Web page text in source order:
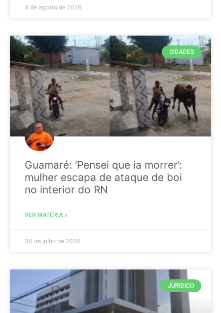
4 de agosto de 2026
CIDADES
Guamaré: ‘Pensei que ia morrer’:
mulher escapa de ataque de boi
no interior do RN
VER MATÉRIA »
30 de julho de 2026
JURIDICO